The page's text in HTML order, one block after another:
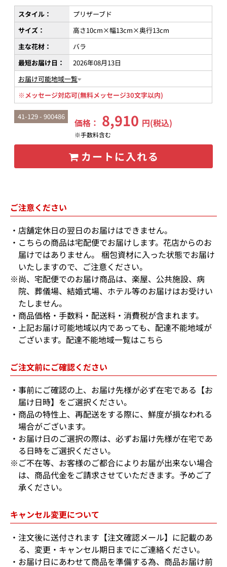
スタイル：
プリザーブド
サイズ：
高さ10cm×幅13cm×奥行13cm
主な花材：
バラ
最短お届け日：
2026年08月13日
お届け可能地域一覧
※メッセージ対応可(無料メッセージ30文字以内)
41-129 - 900486
価格： 8,910 円(税込)
※手数料含む
カートに入れる
ご注意ください
店舗定休日の翌日のお届けはできません。
こちらの商品は宅配便でお届けします。花店からのお
届けではありません。 梱包資材に入った状態でお届け
いたしますので、ご注意ください。
※尚、宅配便でのお届け商品は、楽屋、公共施設、病
院、葬儀場、結婚式場、ホテル等のお届けはお受けい
たしません。
商品価格・手数料・配送料・消費税が含まれます。
上記お届け可能地域以内であっても、配達不能地域が
ございます。 配達不能地域一覧はこちら
ご注文前にご確認ください
事前にご確認の上、お届け先様が必ず在宅である【お
届け日時】をご選択ください。
商品の特性上、再配送をする際に、鮮度が損なわれる
場合がございます。
お届け日のご選択の際は、必ずお届け先様が在宅であ
る日時をご選択ください。
※ご不在等、お客様のご都合によりお届が出来ない場合
は、商品代金をご請求させていただきます。予めご了
承ください。
キャンセル変更について
注文後に送付されます【注文確認メール】に記載のあ
る、変更・キャンセル期日までにご連絡ください。
お届け日にあわせて商品を準備する為、商品お届け前